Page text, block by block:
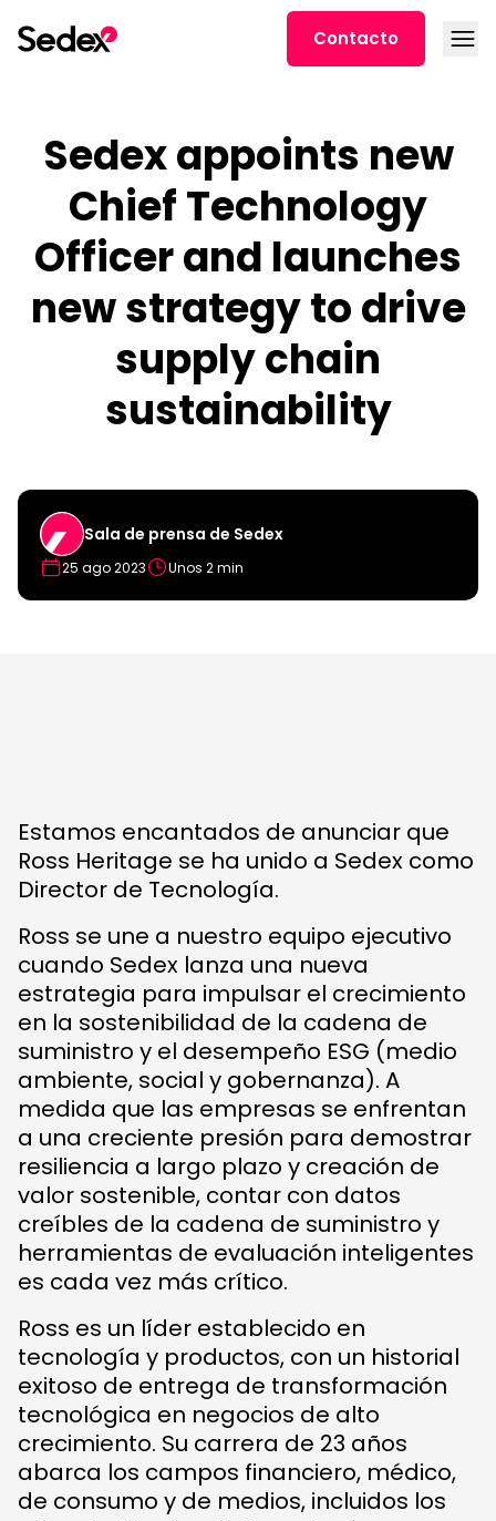
Contacto Abrir
Sedex appoints new
Chief Technology
Officer and launches
new strategy to drive
supply chain
sustainability
Sala de prensa de Sedex
25 ago 2023 Unos 2 min
Estamos encantados de anunciar que
Ross Heritage se ha unido a Sedex como
Director de Tecnología.
Ross se une a nuestro equipo ejecutivo
cuando Sedex lanza una nueva
estrategia para impulsar el crecimiento
en la sostenibilidad de la cadena de
suministro y el desempeño ESG (medio
ambiente, social y gobernanza). A
medida que las empresas se enfrentan
a una creciente presión para demostrar
resiliencia a largo plazo y creación de
valor sostenible, contar con datos
creíbles de la cadena de suministro y
herramientas de evaluación inteligentes
es cada vez más crítico.
Ross es un líder establecido en
tecnología y productos, con un historial
exitoso de entrega de transformación
tecnológica en negocios de alto
crecimiento. Su carrera de 23 años
abarca los campos financiero, médico,
de consumo y de medios, incluidos los